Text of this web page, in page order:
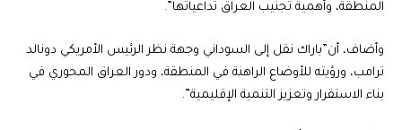
المنطقة، وأهمية تجنيب العراق تداعياتها”.
وأضاف، أن”باراك نقل إلى السوداني وجهة نظر الرئيس الأمريكي دونالد
ترامب، ورؤيته للأوضاع الراهنة في المنطقة، ودور العراق المحوري في
بناء الاستقرار وتعزيز التنمية الإقليمية”.